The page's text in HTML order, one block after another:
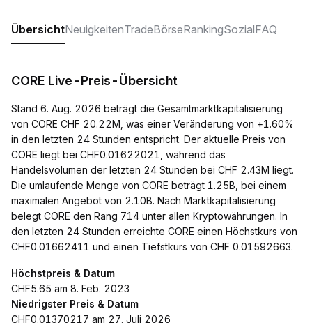
ÜbersichtNeuigkeitenTradeBörseRankingSozialFAQ
CORE Live-Preis-Übersicht
Stand 6. Aug. 2026 beträgt die Gesamtmarktkapitalisierung
von CORE CHF 20.22M, was einer Veränderung von +1.60%
in den letzten 24 Stunden entspricht. Der aktuelle Preis von
CORE liegt bei CHF0.01622021, während das
Handelsvolumen der letzten 24 Stunden bei CHF 2.43M liegt.
Die umlaufende Menge von CORE beträgt 1.25B, bei einem
maximalen Angebot von 2.10B. Nach Marktkapitalisierung
belegt CORE den Rang 714 unter allen Kryptowährungen. In
den letzten 24 Stunden erreichte CORE einen Höchstkurs von
CHF0.01662411 und einen Tiefstkurs von CHF 0.01592663.
Höchstpreis & Datum
CHF5.65 am 8. Feb. 2023
Niedrigster Preis & Datum
CHF0.01370217 am 27. Juli 2026